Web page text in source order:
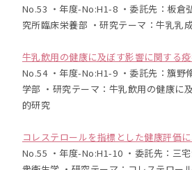
No.53 ・年度-No:H1-8 ・委託先：板
究所臨床栄養部 ・研究テーマ：牛乳乳
牛乳飲用の健康に及ぼす影響に関する
No.54 ・年度-No:H1-9 ・委託先：籏
学部 ・研究テーマ：牛乳飲用の健康に
的研究
コレステロールを指標とした健康評価
No.55 ・年度-No:H1-10 ・委託先：三